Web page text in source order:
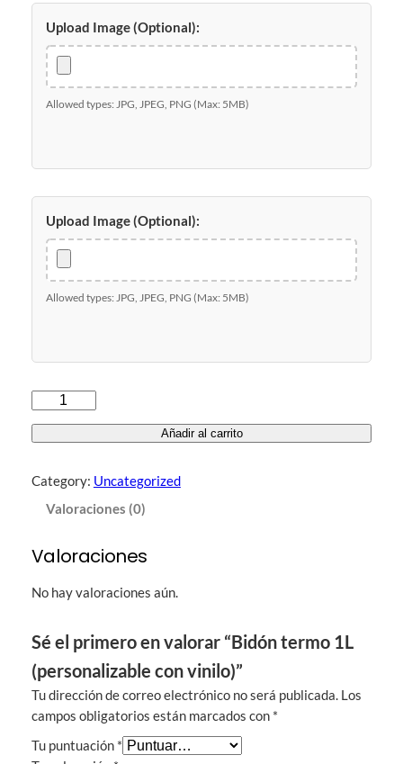
Upload Image (Optional):
Allowed types: JPG, JPEG, PNG (Max: 5MB)
Upload Image (Optional):
Allowed types: JPG, JPEG, PNG (Max: 5MB)
d
n
m
o
(
p
e
o
Añadir al carrito
Category: Uncategorized
Valoraciones (0)
Valoraciones
No hay valoraciones aún.
Sé el primero en valorar “Bidón termo 1L
(personalizable con vinilo)”
Tu dirección de correo electrónico no será publicada. Los
campos obligatorios están marcados con *
Tu puntuación *